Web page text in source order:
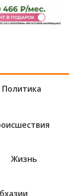
Политика
Жизнь